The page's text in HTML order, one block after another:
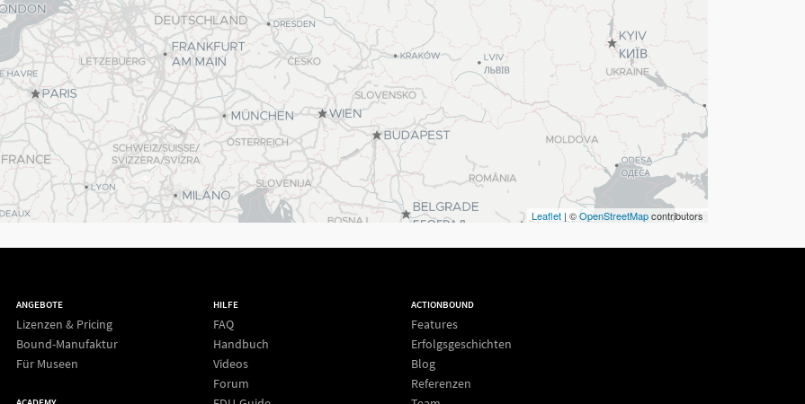
Leaflet| ©OpenStreetMapcontributors
ANGEBOTE
Lizenzen & Pricing
Bound-Manufaktur
Für Museen
HILFE
FAQ
Handbuch
Videos
Forum
ACTIONBOUND
Features
Erfolgsgeschichten
Blog
Referenzen